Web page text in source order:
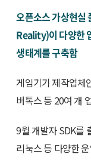
오픈소스 가상현
Reality)이 다양한
생태계를 구축함
게임기기 제작업체
버톡스 등 20여 개
9월 개발자 SDK를
리눅스 등 다양한